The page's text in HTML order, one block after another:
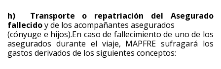
h) Transporte o repatriación del Asegurado
fallecidoy de los acompañantes asegurados
(cónyuge e hijos).En caso de fallecimiento de uno de los
asegurados durante el viaje, MAPFRE sufragará los
gastos derivados de los siguientes conceptos: